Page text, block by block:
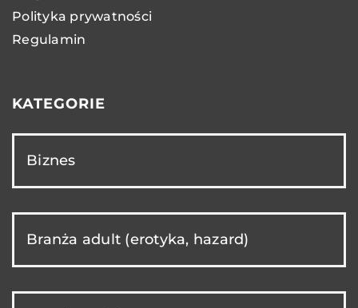
Polityka prywatności
Regulamin
KATEGORIE
Biznes
Branża adult (erotyka, hazard)